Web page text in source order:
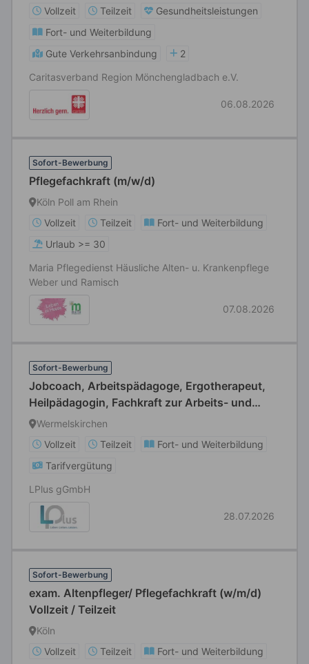
Vollzeit
Teilzeit
Gesundheitsleistungen
Fort- und Weiterbildung
Gute Verkehrsanbindung
2
Caritasverband Region Mönchengladbach e.V.
06.08.2026
Sofort-Bewerbung
Pflegefachkraft (m/w/d)
Köln Poll am Rhein
Vollzeit
Teilzeit
Fort- und Weiterbildung
Urlaub >= 30
Maria Pflegedienst Häusliche Alten- u. Krankenpflege
Weber und Ramisch
07.08.2026
Sofort-Bewerbung
Jobcoach, Arbeitspädagoge, Ergotherapeut,
Heilpädagogin, Fachkraft zur Arbeits- und
Berufsförderung oder Heilerziehungspfleger
Wermelskirchen
Vollzeit
Teilzeit
Fort- und Weiterbildung
Tarifvergütung
LPlus gGmbH
28.07.2026
Sofort-Bewerbung
exam. Altenpfleger/ Pflegefachkraft (w/m/d)
Vollzeit / Teilzeit
Köln
Vollzeit
Teilzeit
Fort- und Weiterbildung